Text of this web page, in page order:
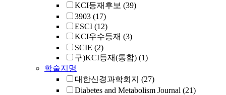
KCI등재후보 (39)
3903 (17)
ESCI (12)
KCI우수등재 (3)
SCIE (2)
구)KCI등재(통합) (1)
학술지명
대한신경과학회지 (27)
Diabetes and Metabolism Journal (21)